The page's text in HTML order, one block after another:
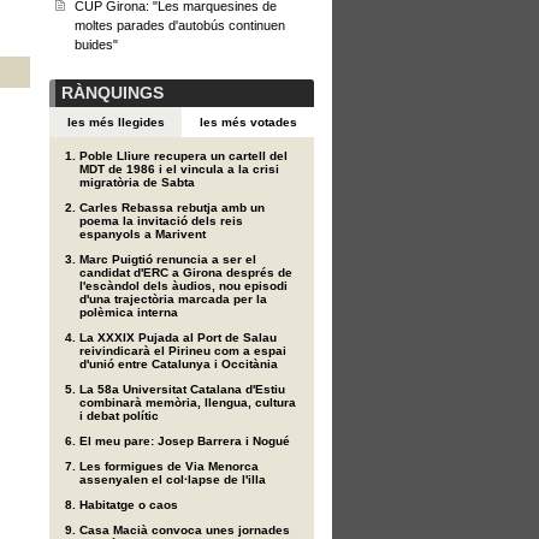
CUP Girona: "Les marquesines de
moltes parades d'autobús continuen
buides"
RÀNQUINGS
les més llegides les més votades
Poble Lliure recupera un cartell del
MDT de 1986 i el vincula a la crisi
migratòria de Sabta
Carles Rebassa rebutja amb un
poema la invitació dels reis
espanyols a Marivent
Marc Puigtió renuncia a ser el
candidat d'ERC a Girona després de
l'escàndol dels àudios, nou episodi
d'una trajectòria marcada per la
polèmica interna
La XXXIX Pujada al Port de Salau
reivindicarà el Pirineu com a espai
d'unió entre Catalunya i Occitània
La 58a Universitat Catalana d'Estiu
combinarà memòria, llengua, cultura
i debat polític
El meu pare: Josep Barrera i Nogué
Les formigues de Via Menorca
assenyalen el col·lapse de l'illa
Habitatge o caos
Casa Macià convoca unes jornades